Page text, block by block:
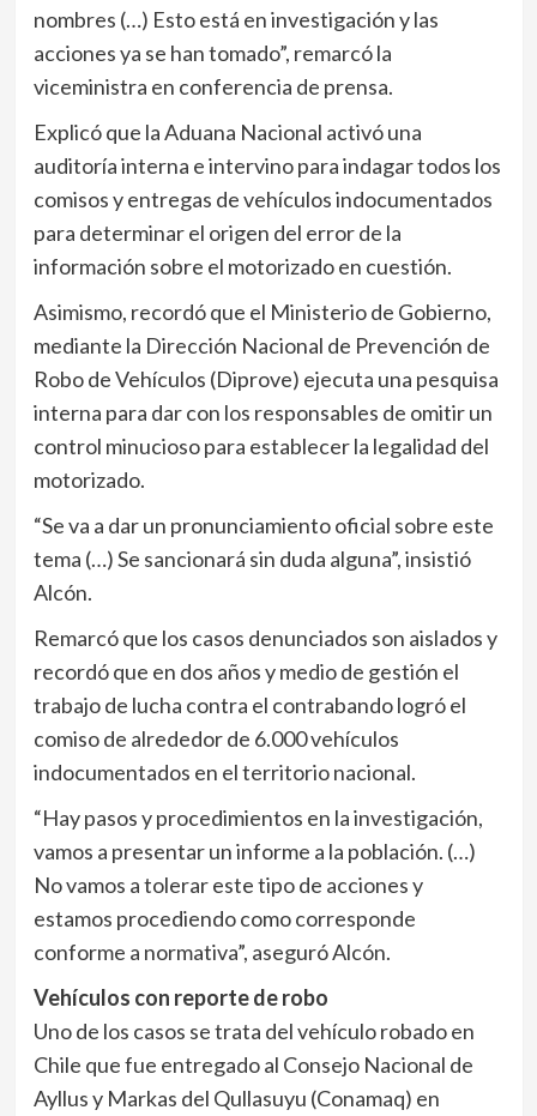
nombres (…) Esto está en investigación y las
acciones ya se han tomado”, remarcó la
viceministra en conferencia de prensa.
Explicó que la Aduana Nacional activó una
auditoría interna e intervino para indagar todos los
comisos y entregas de vehículos indocumentados
para determinar el origen del error de la
información sobre el motorizado en cuestión.
Asimismo, recordó que el Ministerio de Gobierno,
mediante la Dirección Nacional de Prevención de
Robo de Vehículos (Diprove) ejecuta una pesquisa
interna para dar con los responsables de omitir un
control minucioso para establecer la legalidad del
motorizado.
“Se va a dar un pronunciamiento oficial sobre este
tema (…) Se sancionará sin duda alguna”, insistió
Alcón.
Remarcó que los casos denunciados son aislados y
recordó que en dos años y medio de gestión el
trabajo de lucha contra el contrabando logró el
comiso de alrededor de 6.000 vehículos
indocumentados en el territorio nacional.
“Hay pasos y procedimientos en la investigación,
vamos a presentar un informe a la población. (…)
No vamos a tolerar este tipo de acciones y
estamos procediendo como corresponde
conforme a normativa”, aseguró Alcón.
Vehículos con reporte de robo
Uno de los casos se trata del vehículo robado en
Chile que fue entregado al Consejo Nacional de
Ayllus y Markas del Qullasuyu (Conamaq) en